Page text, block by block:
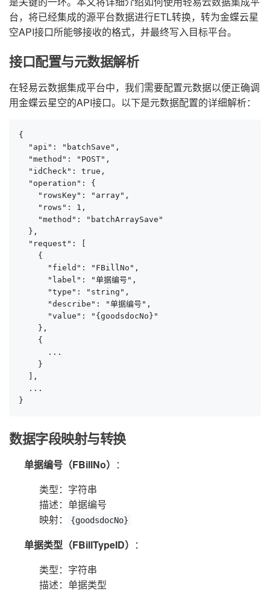
台，将已经集成的源平台数据进行ETL转换，转为金蝶云星
空API接口所能够接收的格式，并最终写入目标平台。
接口配置与元数据解析
在轻易云数据集成平台中，我们需要配置元数据以便正确调
用金蝶云星空的API接口。以下是元数据配置的详细解析：
{
  "api": "batchSave",
  "method": "POST",
  "idCheck": true,
  "operation": {
    "rowsKey": "array",
    "rows": 1,
    "method": "batchArraySave"
  },
  "request": [
    {
      "field": "FBillNo",
      "label": "单据编号",
      "type": "string",
      "describe": "单据编号",
      "value": "{goodsdocNo}"
    },
    {
      ...
    }
  ],
  ...
}
数据字段映射与转换
单据编号（FBillNo） ：
类型：字符串
描述：单据编号
映射：
{goodsdocNo}
单据类型（FBillTypeID） ：
类型：字符串
描述：单据类型